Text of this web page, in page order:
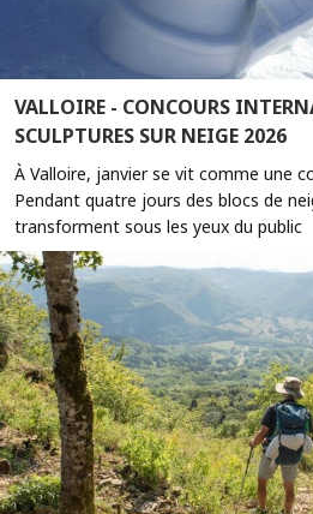
VALLOIRE - CONCOURS
SCULPTURES SUR NEIGE 2026
À Valloire, janvier se vit comme une
Pendant quatre jours des blocs de
transforment sous les yeux du public